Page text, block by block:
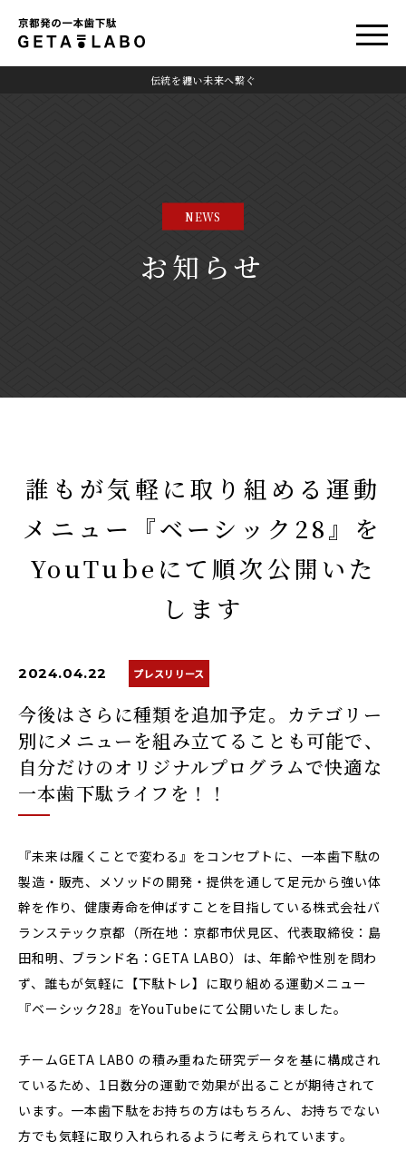
伝統を纏い未来へ繋ぐ
NEWS
お知らせ
誰もが気軽に取り組める運動
メニュー『ベーシック28』を
YouTubeにて順次公開いた
します
2024.04.22 プレスリリース
今後はさらに種類を追加予定。 カテゴリー
別にメニューを組み立てることも可能で、
自分だけのオリジナルプログラムで快適な
一本歯下駄ライフを！！
『未来は履くことで変わる』をコンセプトに、一本歯下駄の
製造・販売、メソッドの開発・提供を通して足元から強い体
幹を作り、健康寿命を伸ばすことを目指している株式会社バ
ランステック京都（所在地：京都市伏見区、代表取締役：島
田和明、ブランド名：GETA LABO）は、年齢や性別を問わ
ず、誰もが気軽に【下駄トレ】に取り組める運動メニュー
『ベーシック28』をYouTubeにて公開いたしました。
チームGETA LABO の積み重ねた研究データを基に構成され
ているため、1日数分の運動で効果が出ることが期待されて
います。一本歯下駄をお持ちの方はもちろん、お持ちでない
方でも気軽に取り入れられるように考えられています。